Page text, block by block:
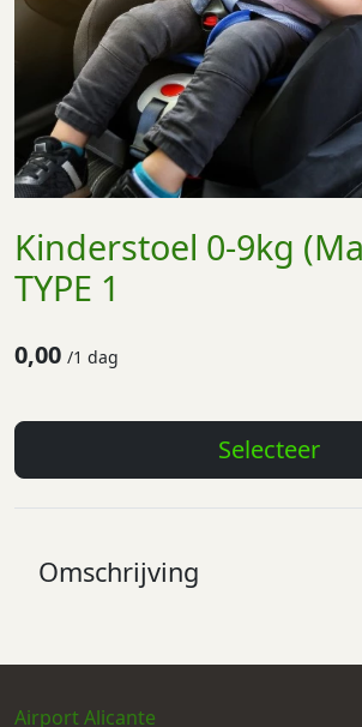
Kinderstoel 0-9kg
TYPE 1
0,00 /1 dag
Selecteer
Omschrijving
Airport Alicante